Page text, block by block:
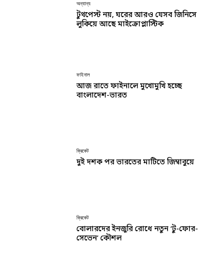
অন্যান্য
টুথপেস্ট নয়, ঘরের আরও যেসব জিনিসে
লুকিয়ে আছে মাইক্রোপ্লাস্টিক
ফাইনাল
আজ রাতে ফাইনালে মুখোমুখি হচ্ছে
বাংলাদেশ-ভারত
ক্রিকেট
দুই দশক পর ভারতের মাটিতে জিম্বাবুয়ে
ক্রিকেট
বোলারদের ইনজুরি রোধে নতুন ‘টু-ফোর-
সেভেন’ কৌশল